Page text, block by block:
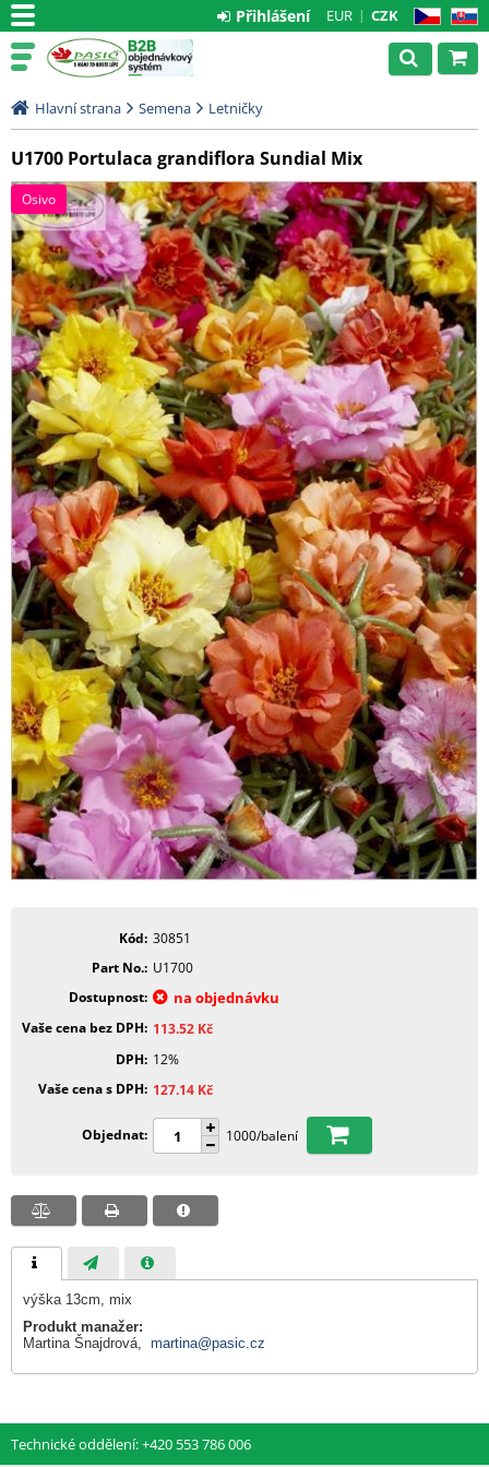
CZ SK
EUR CZK
Přihlášení
Hlavní strana Semena Letničky
U1700 Portulaca grandiflora Sundial Mix
Osivo
Kód 30851
Part No. U1700
Dostupnost
na objednávku
Vaše cena bez DPH 113.52 Kč
DPH 12%
Vaše cena s DPH 127.14 Kč
Objednat 1000/balení
výška 13cm, mix
Produkt manažer:
Martina Šnajdrová, martina@pasic.cz
Technické oddělení: +420 553 786 006